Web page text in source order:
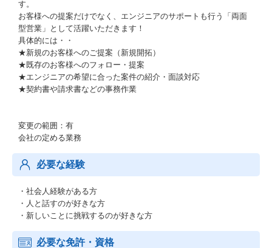
す。
お客様への提案だけでなく、エンジニアのサポートも行う「両面
型営業」として活躍いただきます！
具体的には・・
★新規のお客様へのご提案（新規開拓）
★既存のお客様へのフォロー・提案
★エンジニアの希望に合った案件の紹介・面談対応
★契約書や請求書などの事務作業
変更の範囲：有
会社の定める業務
必要な経験
・社会人経験がある方
・人と話すのが好きな方
・新しいことに挑戦するのが好きな方
必要な免許・資格